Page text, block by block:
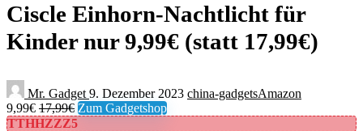
Ciscle Einhorn-Nachtlicht für
Kinder nur 9,99€ (statt 17,99€)
Mr. Gadget 9. Dezember 2023 china-gadgetsAmazon
9,99€ 17,99€ Zum Gadgetshop
TTHHZZZ5